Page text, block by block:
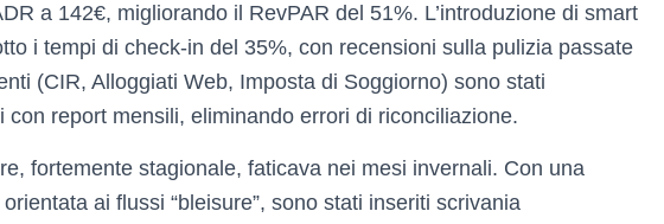
a 142€, migliorando il RevPAR del 51%. L’introduzione di smart
i tempi di check-in del 35%, con recensioni sulla pulizia passate
(CIR, Alloggiati Web, Imposta di Soggiorno) sono stati
con report mensili, eliminando errori di riconciliazione.
fortemente stagionale, faticava nei mesi invernali. Con una
orientata ai flussi “bleisure”, sono stati inseriti scrivania